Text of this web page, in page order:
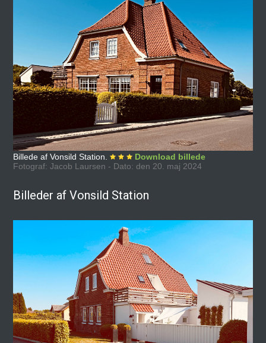
Billede af Vonsild Station.
Download billede
Fotograf: Jacob Laursen - Dato: den 20. maj 2024
Billeder af Vonsild Station